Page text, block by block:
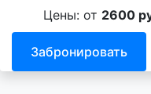
Цены: от 2600
Забронировать